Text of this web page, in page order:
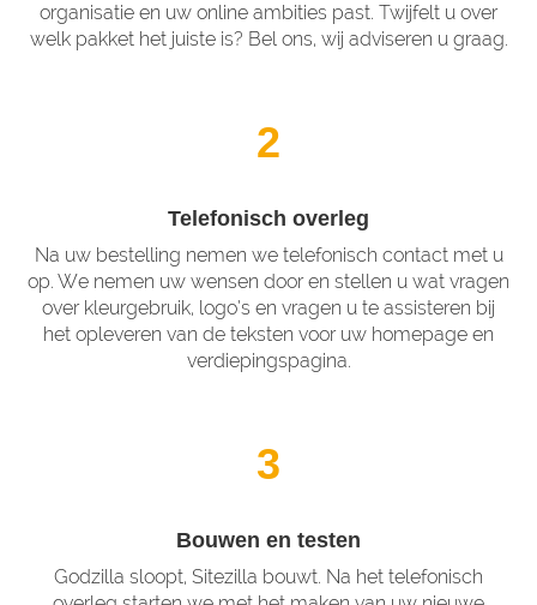
organisatie en uw online ambities past. Twijfelt u over
welk pakket het juiste is? Bel ons, wij adviseren u graag.
2
Telefonisch overleg
Na uw bestelling nemen we telefonisch contact met u
op. We nemen uw wensen door en stellen u wat vragen
over kleurgebruik, logo’s en vragen u te assisteren bij
het opleveren van de teksten voor uw homepage en
verdiepingspagina.
3
Bouwen en testen
Godzilla sloopt, Sitezilla bouwt. Na het telefonisch